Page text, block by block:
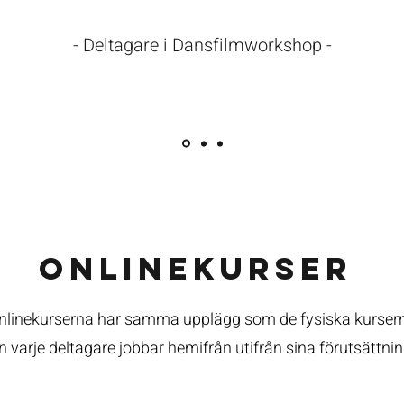
- Deltagare i Dansfilmworkshop -
onlinekurser
har samma upplägg som de fysiska
varje deltagare jobbar hemifrån utifrån sina